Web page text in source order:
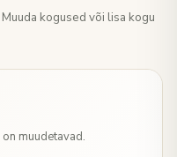
kogused või lisa kogu
muudetavad.